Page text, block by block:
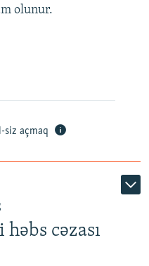
olunur.
siz açmaq
cəzası